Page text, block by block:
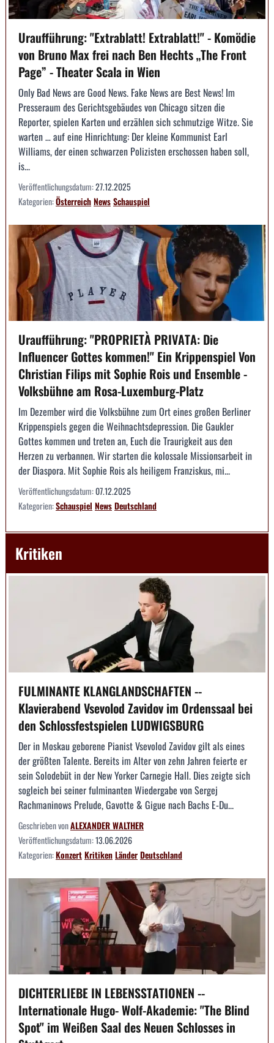
Uraufführung: "Extrablatt! Extrablatt!" - Komödie
von Bruno Max frei nach Ben Hechts „The Front
Page” - Theater Scala in Wien
Only Bad News are Good News. Fake News are Best News! Im
Presseraum des Gerichtsgebäudes von Chicago sitzen die
Reporter, spielen Karten und erzählen sich schmutzige Witze. Sie
warten … auf eine Hinrichtung: Der kleine Kommunist Earl
Williams, der einen schwarzen Polizisten erschossen haben soll,
is...
Veröffentlichungsdatum:27.12.2025
Kategorien:ÖsterreichNewsSchauspiel
Uraufführung: "PROPRIETÀ PRIVATA: Die
Influencer Gottes kommen!" Ein Krippenspiel Von
Christian Filips mit Sophie Rois und Ensemble -
Volksbühne am Rosa-Luxemburg-Platz
Im Dezember wird die Volksbühne zum Ort eines großen Berliner
Krippenspiels gegen die Weihnachtsdepression. Die Gaukler
Gottes kommen und treten an, Euch die Traurigkeit aus den
Herzen zu verbannen. Wir starten die kolossale Missionsarbeit in
der Diaspora. Mit Sophie Rois als heiligem Franziskus, mi...
Veröffentlichungsdatum:07.12.2025
Kategorien:Schauspiel NewsDeutschland
Kritiken
FULMINANTE KLANGLANDSCHAFTEN --
Klavierabend Vsevolod Zavidov im Ordenssaal bei
den Schlossfestspielen LUDWIGSBURG
Der in Moskau geborene Pianist Vsevolod Zavidov gilt als eines
der größten Talente. Bereits im Alter von zehn Jahren feierte er
sein Solodebüt in der New Yorker Carnegie Hall. Dies zeigte sich
sogleich bei seiner fulminanten Wiedergabe von Sergej
Rachmaninows Prelude, Gavotte & Gigue nach Bachs E-Du...
Geschrieben vonALEXANDER WALTHER
Veröffentlichungsdatum:13.06.2026
Kategorien:KonzertKritikenLänderDeutschland
DICHTERLIEBE IN LEBENSSTATIONEN --
Internationale Hugo- Wolf-Akademie: "The Blind
Spot" im Weißen Saal des Neuen Schlosses in